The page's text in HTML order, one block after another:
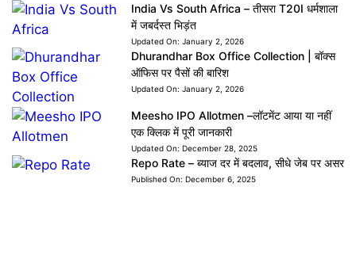
India Vs South Africa – तीसरा T20I धर्मशाला
में जबर्दस्त भिड़ंत
Updated On: January 2, 2026
Dhurandhar Box Office Collection | बॉक्स
ऑफिस पर पैसों की बारिश
Updated On: January 2, 2026
Meesho IPO Allotmen –लॉटमेंट आया या नहीं
एक क्लिक में पूरी जानकारी
Updated On: December 28, 2025
Repo Rate – ब्याज दर में बदलाव, सीधे जेब पर असर
Published On: December 6, 2025